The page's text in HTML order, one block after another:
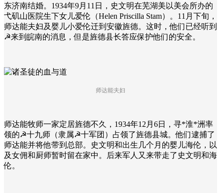
东济南结婚。1934年9月11日，史文明在芜湖美以美会所办的
弋矶山医院生下女儿爱伦（Helen Priscilla Stam）。11月下旬，
师达能夫妇及婴儿小爱伦迁到安徽旌德。这时，他们已经听到
☭来到皖南的消息，但是旌德县长答应保护他们的安全。
师达能夫妇
师达能牧师一家定居旌德不久，1934年12月6日，寻*淮*洲率
领的☭十九师（隶属☭十军团）占领了旌德县城。他们逮捕了
师达能并将他带到总部。史文明和出生几个月的婴儿海伦，以
及女佣和厨师暂时留在家中。后来军人又来带走了史文明和海
伦。